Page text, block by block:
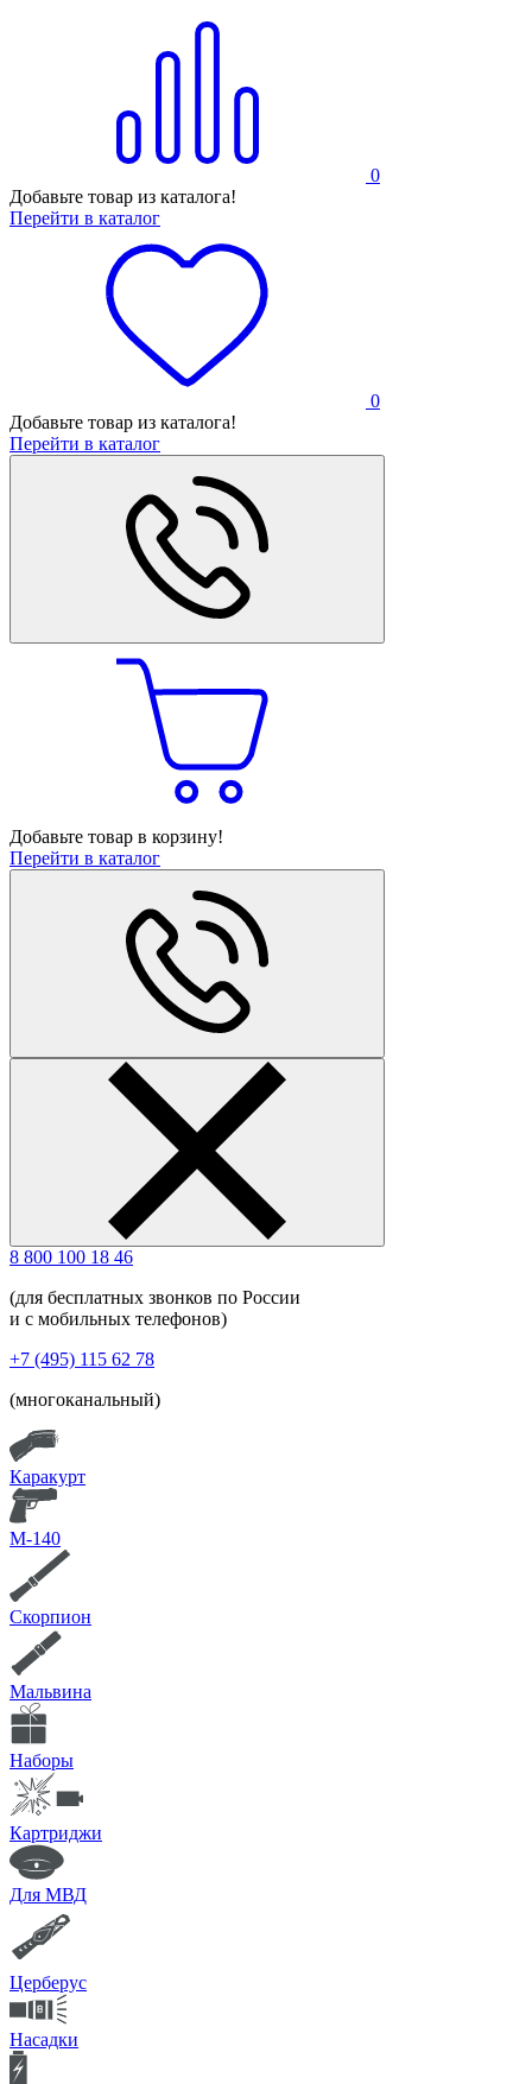
0
Добавьте товар из каталога!
Перейти в каталог
0
Добавьте товар из каталога!
Перейти в каталог
Добавьте товар в корзину!
Перейти в каталог
8 800 100 18 46
(для бесплатных звонков по России
и с мобильных телефонов)
+7 (495) 115 62 78
(многоканальный)
Каракурт
М-140
Скорпион
Мальвина
Наборы
Картриджи
Для МВД
Церберус
Насадки